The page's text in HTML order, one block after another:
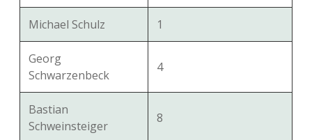
Michael Schulz 1
Georg
Schwarzenbeck
4
Bastian
Schweinsteiger
8